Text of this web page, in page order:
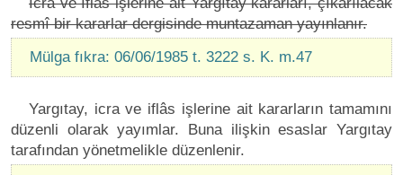
resmî bir kararlar dergisinde muntazaman yayınlanır.
Mülga fıkra: 06/06/1985 t. 3222 s. K. m.47
Yargıtay, icra ve iflâs işlerine ait kararların tamamını
düzenli olarak yayımlar. Buna ilişkin esaslar Yargıtay
tarafından yönetmelikle düzenlenir.